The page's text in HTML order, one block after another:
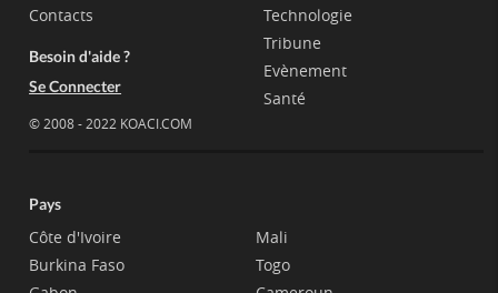
Contacts
Besoin d'aide ?
Se Connecter
© 2008 - 2022 KOACI.COM
Technologie
Tribune
Evènement
Santé
Pays
Côte d'Ivoire
Burkina Faso
Mali
Togo